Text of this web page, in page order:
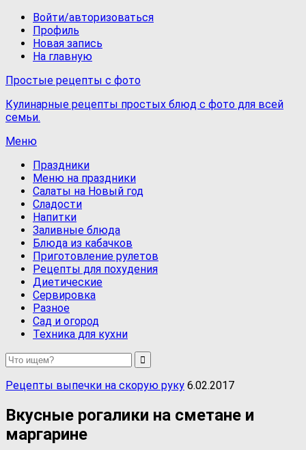
Войти/авторизоваться
Профиль
Новая запись
На главную
Простые рецепты с фото
Кулинарные рецепты простых блюд с фото для всей
семьи.
Меню
Праздники
Меню на праздники
Салаты на Новый год
Сладости
Напитки
Заливные блюда
Блюда из кабачков
Приготовление рулетов
Рецепты для похудения
Диетические
Сервировка
Разное
Сад и огород
Техника для кухни
Рецепты выпечки на скорую руку 6.02.2017
Вкусные рогалики на сметане и
маргарине